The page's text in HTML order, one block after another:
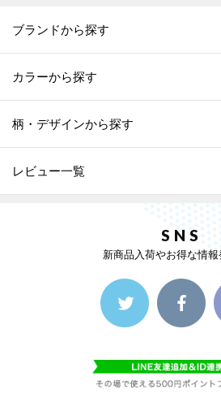
ブランドから探す
カラーから探す
柄・デザインから探す
レビュー一覧
SNS
新商品入荷やお得な情報